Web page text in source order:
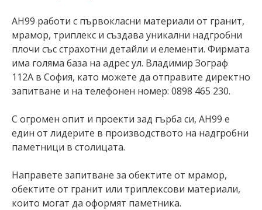
АН99 работи с първокласни материали от гранит,
мрамор, триплекс и създава уникални надгробни
плочи със страхотни детайли и елементи. Фирмата
има голяма база на адрес ул. Владимир Зограф
112А в София, като можете да отправите директно
запитване и на телефонен номер: 0898 465 230.
С огромен опит и проекти зад гърба си, АН99 е
един от лидерите в производството на надгробни
паметници в столицата.
Направете запитване за обектите от мрамор,
обектите от гранит или триплексови материали,
които могат да оформят паметника.